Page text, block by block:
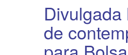
Divulgada
de